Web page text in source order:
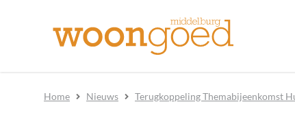
Home Nieuws Terugkoppeling Themabijeenkomst